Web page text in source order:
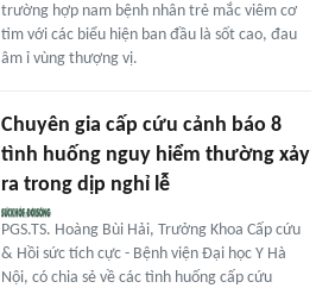
trường hợp nam bệnh nhân trẻ mắc viêm cơ
tim với các biểu hiện ban đầu là sốt cao, đau
âm ỉ vùng thượng vị.
Chuyên gia cấp cứu cảnh báo 8
tình huống nguy hiểm thường xảy
ra trong dịp nghỉ lễ
PGS.TS. Hoàng Bùi Hải, Trưởng Khoa Cấp cứu
& Hồi sức tích cực - Bệnh viện Đại học Y Hà
Nội, có chia sẻ về các tình huống cấp cứu